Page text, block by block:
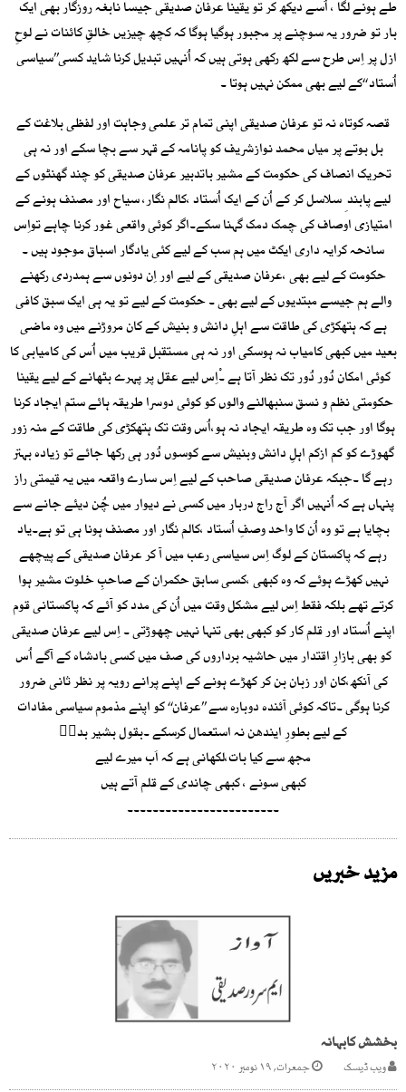
طے ہونے لگا ، اُسے دیکھ کر تو یقینا عرفان صدیقی جیسا نابغہ روزگار بھی ایک
بار تو ضرور یہ سوچنے پر مجبور ہوگیا ہوگا کہ کچھ چیزیں خالقِ کائنات نے لوحِ
ازل پر اِس طرح سے لکھ رکھی ہوتی ہیں کہ اُنہیں تبدیل کرنا شاید کسی’’سیاسی
اُستاد ‘‘کے لیے بھی ممکن نہیں ہوتا ۔
قصہ کوتاہ نہ تو عرفان صدیقی اپنی تمام تر علمی وجاہت اور لفظی بلاغت کے
بل بوتے پر میاں محمد نوازشریف کو پانامہ کے قہر سے بچا سکے اور نہ ہی
تحریک انصاف کی حکومت کے مشیر باتدبیر عرفان صدیقی کو چند گھنٹوں کے
لیے پابند ِ سلاسل کر کے اُن کے ایک اُستاد ،کالم نگار، سیاح اور مصنف ہونے کے
امتیازی اوصاف کی چمک دمک گہنا سکے۔اگر کوئی واقعی غور کرنا چاہے تواِس
سانحہ کرایہ داری ایکٹ میں ہم سب کے لیے کئی یادگار اسباق موجود ہیں ۔
حکومت کے لیے بھی ،عرفان صدیقی کے لیے اور اِن دونوں سے ہمدردی رکھنے
والے ہم جیسے مبتدیوں کے لیے بھی ۔ حکومت کے لیے تو یہ ہی ایک سبق کافی
ہے کہ ہتھکڑی کی طاقت سے اہلِ دانش و بنیش کے کان مروڑنے میں وہ ماضی
بعید میں کبھی کامیاب نہ ہوسکی اور نہ ہی مستقبل قریب میں اُس کی کامیابی کا
کوئی امکان دُور دُور تک نظر آتا ہے ۔ْاِس لیے عقل پر پہرے بٹھانے کے لیے یقینا
حکومتی نظم و نسق سنبھالنے والوں کو کوئی دوسرا طریقہ ہائے ستم ایجاد کرنا
ہوگا اور جب تک وہ طریقہ ایجاد نہ ہو،اُس وقت تک ہتھکڑی کی طاقت کے منہ زور
گھوڑے کو کم ازکم اہلِ دانش وبنیش سے کوسوں دُور ہی رکھا جائے تو زیادہ بہتر
رہے گا ۔جبکہ عرفان صدیقی صاحب کے لیے اِس سارے واقعہ میں یہ قیمتی راز
پنہاں ہے کہ اُنہیں اگر آج راج دربار میں کسی نے دیوار میں چُن دیئے جانے سے
بچایا ہے تو وہ اُن کا واحد وصفِ اُستاد ،کالم نگار اور مصنف ہونا ہی تو ہے۔یاد
رہے کہ پاکستان کے لوگ اِس سیاسی رعب میں آ کر عرفان صدیقی کے پیچھے
نہیں کھڑے ہوئے کہ وہ کبھی ،کسی سابق حکمران کے صاحبِ خلوت مشیر ہوا
کرتے تھے بلکہ فقط اِس لیے مشکل وقت میں اُن کی مدد کو آئے کہ پاکستانی قوم
اپنے اُستاد اور قلم کار کو کبھی بھی تنہا نہیں چھوڑتی ۔ اِس لیے عرفان صدیقی
کو بھی بازارِ اقتدار میں حاشیہ برداروں کی صف میں کسی بادشاہ کے آگے اُس
کی آنکھ،کان اور زبان بن کر کھڑے ہونے کے اپنے پرانے رویہ پر نظر ثانی ضرور
کرنا ہوگی ۔تاکہ کوئی آئندہ دوبارہ سے ’’عرفان‘‘ کو اپنے مذموم سیاسی مفادات
کے لیے بطورِ ایندھن نہ استعمال کرسکے ۔بقول بشیر بدرؔ
مجھ سے کیا بات،لکھانی ہے کہ اَب میرے لیے
کبھی سونے ، کبھی چاندی کے قلم آتے ہیں
۔۔۔۔۔۔۔۔۔۔۔۔۔۔۔۔۔۔۔۔۔۔۔۔
مزید خبریں
بخشش کابہانہ
ویب ڈیسک جمعرات, ۱۹ نومبر ۲۰۲۰